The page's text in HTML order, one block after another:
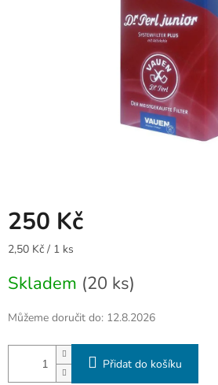
250 Kč
Měrná
2,50 Kč / 1 ks
Skladem (20 ks)
Můžeme doručit do: 12.8.2026
Přidat do košíku